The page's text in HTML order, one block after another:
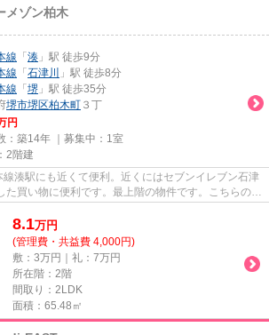
メゾン柏木
線 「 湊 」駅 徒歩9分
線 「 石津川
」駅 徒歩8分
線 「 堺 」駅 徒歩35分
堺市堺区柏木町 ３丁
円
：築14年 ｜募集中： 1室
2階建
湊駅にも近くて便利。近くにはセブンイレブン石津
た買い物に便利です。最上階の物件です。こちらの物
8.1万円
(管理費・共益費 4,000円)
敷：3万円｜礼：7万円
所在階：2階
間取り：2LDK
面積：65.48㎡